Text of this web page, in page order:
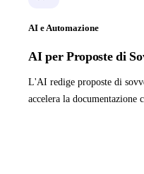
AI e Automazione
AI per Proposte di
L'AI redige proposte di
accelera la